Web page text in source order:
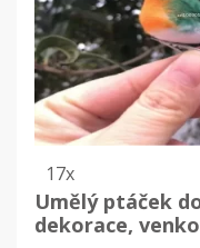
17x
Umělý ptáček
dekorace,